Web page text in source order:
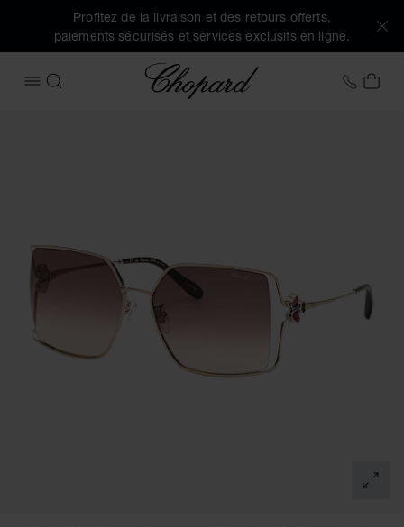
Profitez de la livraison et des retours offerts,
paiements sécurisés et services exclusifs en ligne.
OUVRIR LE MENU
RECHERCHER
Chopard +41